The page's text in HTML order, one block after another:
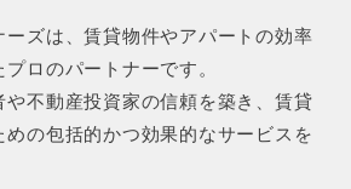
ーズは、賃貸物件やアパートの効率
ロのパートナーです。
や不動産投資家の信頼を築き、賃貸
の包括的かつ効果的なサービスを